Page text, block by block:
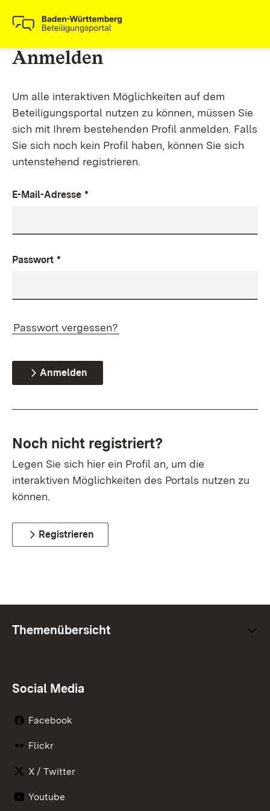
Anmelden
Um alle interaktiven Möglichkeiten auf dem
Beteiligungsportal nutzen zu können, müssen Sie
sich mit Ihrem bestehenden Profil anmelden. Falls
Sie sich noch kein Profil haben, können Sie sich
untenstehend registrieren.
E-Mail-Adresse *
Passwort *
Passwort vergessen?
Anmelden
Noch nicht registriert?
Legen Sie sich hier ein Profil an, um die
interaktiven Möglichkeiten des Portals nutzen zu
können.
Registrieren
Themenübersicht
Social Media
Facebook
Flickr
X / Twitter
Youtube